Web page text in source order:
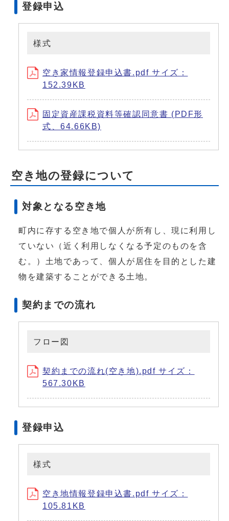
登録申込
様式
空き家情報登録申込書.pdf サイズ：
152.39KB
固定資産課税資料等確認同意書 (PDF形
式、64.66KB)
空き地の登録について
対象となる空き地
町内に存する空き地で個人が所有し、現に利用し
ていない（近く利用しなくなる予定のものを含
む。）土地であって、個人が居住を目的とした建
物を建築することができる土地。
契約までの流れ
フロー図
契約までの流れ(空き地).pdf サイズ：
567.30KB
登録申込
様式
空き地情報登録申込書.pdf サイズ：
105.81KB